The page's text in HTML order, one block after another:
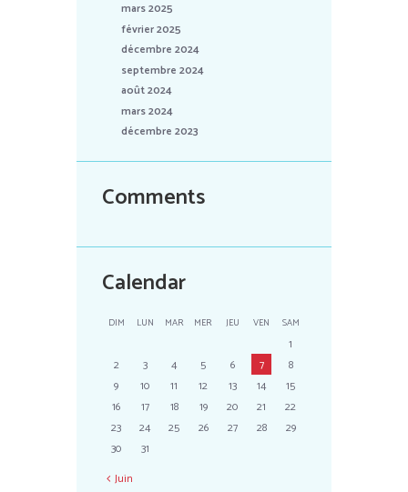
mars 2025
février 2025
décembre 2024
septembre 2024
août 2024
mars 2024
décembre 2023
Comments
Calendar
DIM LUN MAR MER JEU VEN SAM
1
2
3 4 5 6 7
8
9
10 11 12 13 14
15
16
17 18 19 20 21
22
23
24 25 26 27 28
29
30
31
Juin